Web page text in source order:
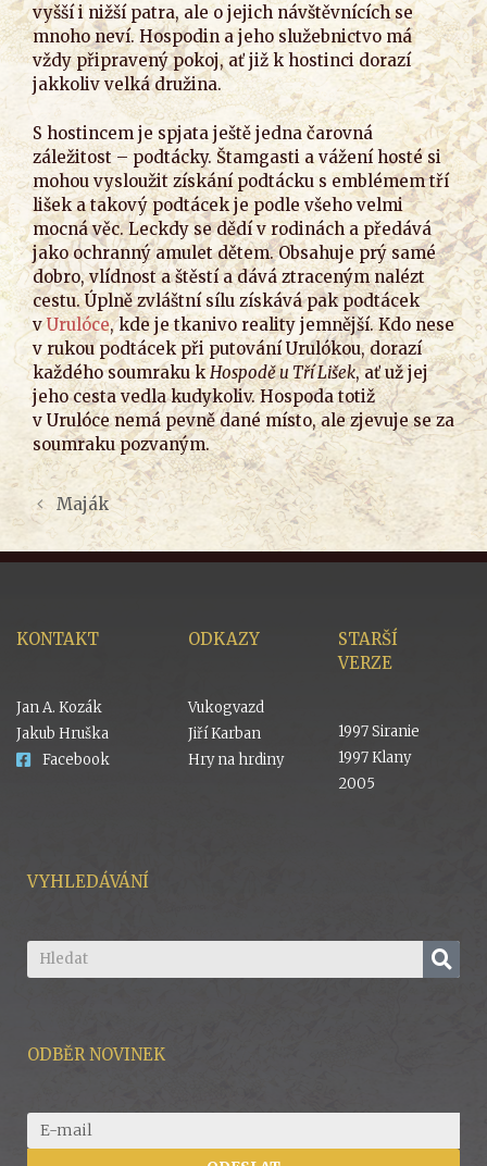
vyšší i nižší patra, ale o jejich návštěvnících se
mnoho neví. Hospodin a jeho služebnictvo má
vždy připravený pokoj, ať již k hostinci dorazí
jakkoliv velká družina.
S hostincem je spjata ještě jedna čarovná
záležitost – podtácky. Štamgasti a vážení hosté si
mohou vysloužit získání podtácku s emblémem tří
lišek a takový podtácek je podle všeho velmi
mocná věc. Leckdy se dědí v rodinách a předává
jako ochranný amulet dětem. Obsahuje prý samé
dobro, vlídnost a štěstí a dává ztraceným nalézt
cestu. Úplně zvláštní sílu získává pak podtácek
vUrulóce, kde je tkanivo reality jemnější. Kdo nese
v rukou podtácek při putování Urulókou, dorazí
každého soumraku kHospodě u Tří Lišek, ať už jej
jeho cesta vedla kudykoliv. Hospoda totiž
v Urulóce nemá pevně dané místo, ale zjevuje se za
soumraku pozvaným.
Maják
KONTAKT
Jan A. Kozák
Jakub Hruška
Facebook
ODKAZY
Vukogvazd
Jiří Karban
Hry na hrdiny
STARŠÍ
VERZE
1997 Siranie
1997 Klany
2005
VYHLEDÁVÁNÍ
ODBĚR NOVINEK